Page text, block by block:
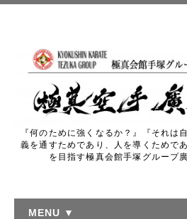
『何のために強くなるか？』『それは
義を通すためであり、人を導くためで
を目指す極真会館手塚グループ
MENU ▼